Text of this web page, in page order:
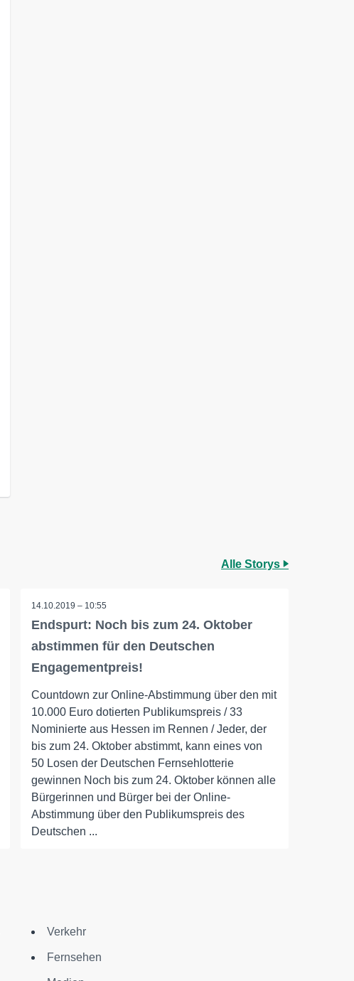
Alle Storys
14.10.2019 – 10:55
Endspurt: Noch bis zum 24. Oktober
abstimmen für den Deutschen
Engagementpreis!
Countdown zur Online-Abstimmung über den mit
10.000 Euro dotierten Publikumspreis / 33
Nominierte aus Hessen im Rennen / Jeder, der
bis zum 24. Oktober abstimmt, kann eines von
50 Losen der Deutschen Fernsehlotterie
gewinnen Noch bis zum 24. Oktober können alle
Bürgerinnen und Bürger bei der Online-
Abstimmung über den Publikumspreis des
Deutschen ...
Verkehr
Fernsehen